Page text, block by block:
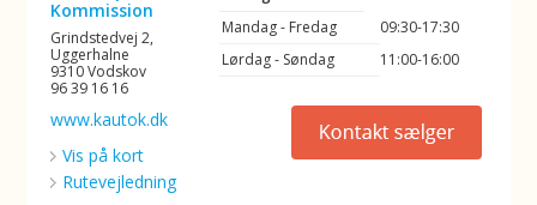
Kommission
Grindstedvej 2,
Uggerhalne
9310 Vodskov
96 39 16 16
www.kautok.dk
Vis på kort
Rutevejledning
Mandag - Fredag
09:30-17:30
Lørdag - Søndag
11:00-16:00